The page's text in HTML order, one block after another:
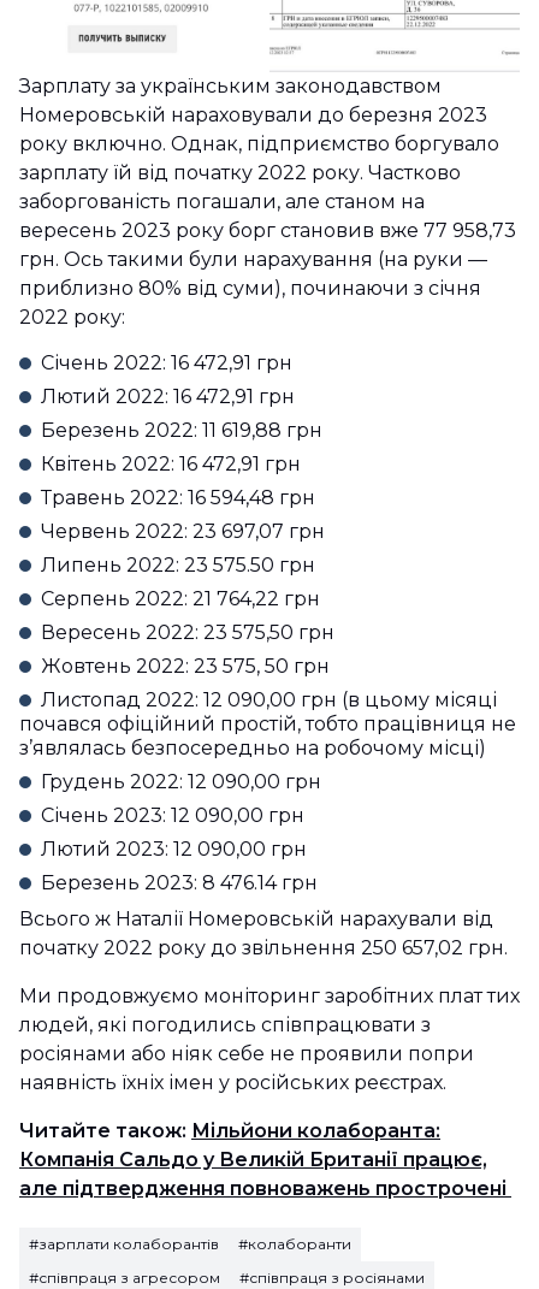
Зарплату за українським законодавством
Номеровській нараховували до березня 2023
року включно. Однак, підприємство боргувало
зарплату їй від початку 2022 року. Частково
заборгованість погашали, але станом на
вересень 2023 року борг становив вже 77 958,73
грн. Ось такими були нарахування (на руки —
приблизно 80% від суми), починаючи з січня
2022 року:
Січень 2022: 16 472,91 грн
Лютий 2022: 16 472,91 грн
Березень 2022: 11 619,88 грн
Квітень 2022: 16 472,91 грн
Травень 2022: 16 594,48 грн
Червень 2022: 23 697,07 грн
Липень 2022: 23 575.50 грн
Серпень 2022: 21 764,22 грн
Вересень 2022: 23 575,50 грн
Жовтень 2022: 23 575, 50 грн
Листопад 2022: 12 090,00 грн (в цьому місяці
почався офіційний простій, тобто працівниця не
з’являлась безпосередньо на робочому місці)
Грудень 2022: 12 090,00 грн
Січень 2023: 12 090,00 грн
Лютий 2023: 12 090,00 грн
Березень 2023: 8 476.14 грн
Всього ж Наталії Номеровській нарахували від
початку 2022 року до звільнення 250 657,02 грн.
Ми продовжуємо моніторинг заробітних плат тих
людей, які погодились співпрацювати з
росіянами або ніяк себе не проявили попри
наявність їхніх імен у російських реєстрах.
Читайте також: Мільйони колаборанта:
Компанія Сальдо у Великій Британії працює,
але підтвердження повноважень прострочені
#зарплати колаборантів
#колаборанти
#співпраця з агресором
#співпраця з росіянами